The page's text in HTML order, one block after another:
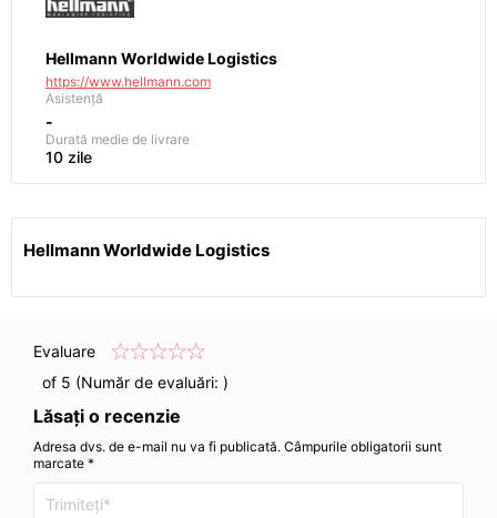
Hellmann Worldwide Logistics
https://www.hellmann.com
Asistență
-
Durată medie de livrare
10 zile
Hellmann Worldwide Logistics
Evaluare
of 5 (Număr de evaluări: )
Lăsați o recenzie
Adresa dvs. de e-mail nu va fi publicată. Câmpurile obligatorii sunt
marcate *